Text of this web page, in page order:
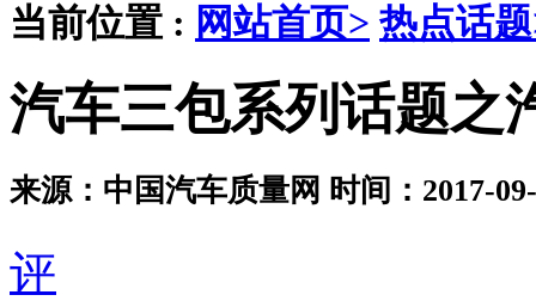
当前位置 : 网站首页> 热点话
汽车三包系列话题之
来源：中国汽车质量网 时间：2017-
评